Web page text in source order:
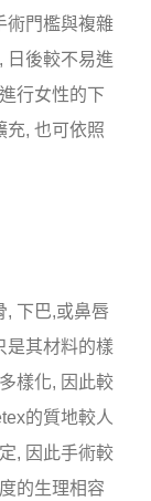
術門檻與複雜
日後較不易進
行女性的下
充, 也可依照
, 下巴,或鼻唇
是其材料的樣
樣化, 因此較
的質地較人
, 因此手術較
的生理相容